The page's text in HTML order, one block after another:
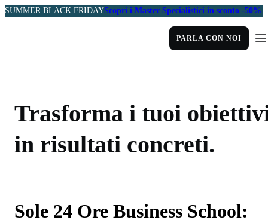
SUMMER BLACK FRIDAYScopri i Master Specialistici in sconto -50%
PARLA CON NOI
Trasforma i tuoi
in risultati concreti.
Sole 24 Ore Business School: